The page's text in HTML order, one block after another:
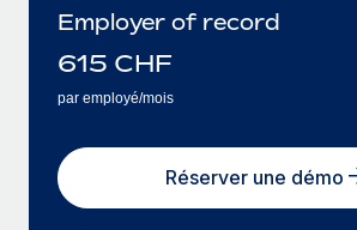
Employer of record
615 CHF
par employé/mois
Réserver une démo